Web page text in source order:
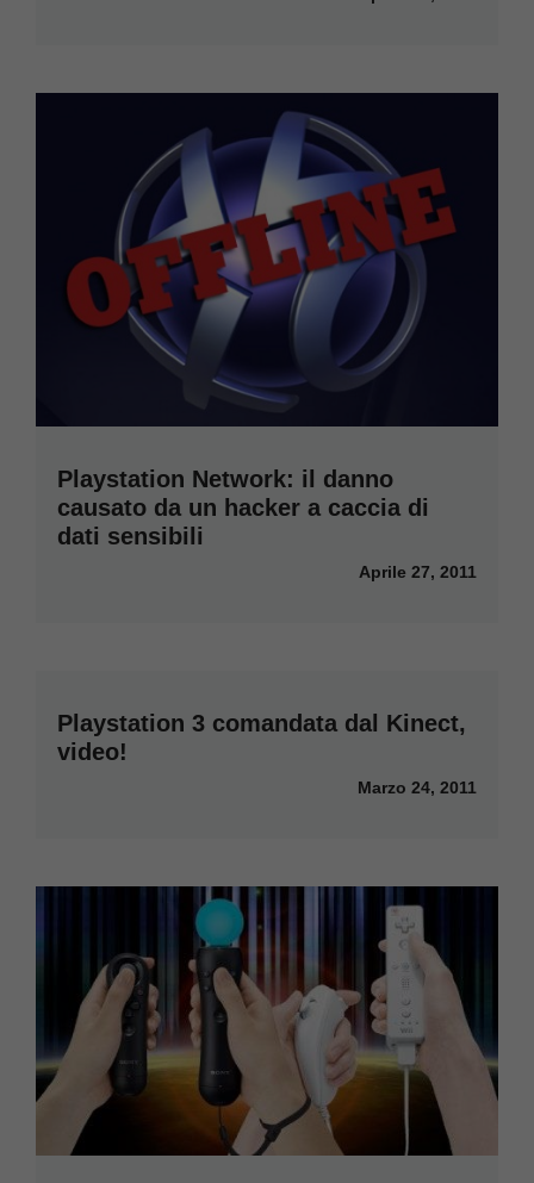
Playstation Network: il danno
causato da un hacker a caccia di
dati sensibili
Aprile 27, 2011
Playstation 3 comandata dal Kinect,
video!
Marzo 24, 2011